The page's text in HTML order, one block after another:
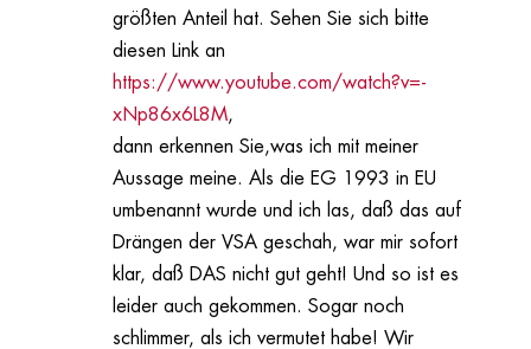
größten Anteil hat. Sehen Sie sich bitte
diesen Link an
https://www.youtube.com/watch?v=-
xNp86x6L8M,
dann erkennen Sie,was ich mit meiner
Aussage meine. Als die EG 1993 in EU
umbenannt wurde und ich las, daß das auf
Drängen der VSA geschah, war mir sofort
klar, daß DAS nicht gut geht! Und so ist es
leider auch gekommen. Sogar noch
schlimmer, als ich vermutet habe! Wir